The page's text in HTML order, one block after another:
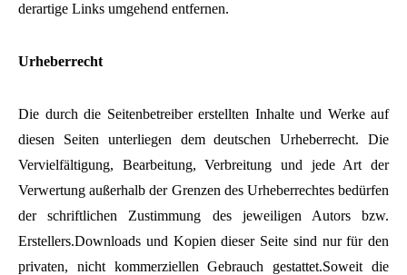
derartige Links umgehend entfernen.
Urheberrecht
Die durch die Seitenbetreiber erstellten Inhalte und Werke auf
diesen Seiten unterliegen dem deutschen Urheberrecht. Die
Vervielfältigung, Bearbeitung, Verbreitung und jede Art der
Verwertung außerhalb der Grenzen des Urheberrechtes bedürfen
der schriftlichen Zustimmung des jeweiligen Autors bzw.
Erstellers.Downloads und Kopien dieser Seite sind nur für den
privaten, nicht kommerziellen Gebrauch gestattet.Soweit die